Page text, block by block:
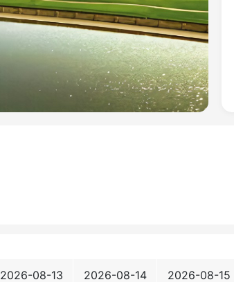
2026-08-13
2026-08-14
2026-08-15